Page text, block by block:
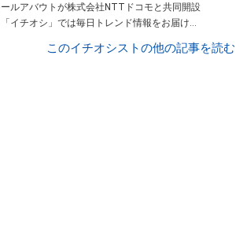
ルアバウトが株式会社NTTドコモと共同開設
イチオシ」では毎日トレンド情報をお届け。
このイチオシストの他の記事を読む